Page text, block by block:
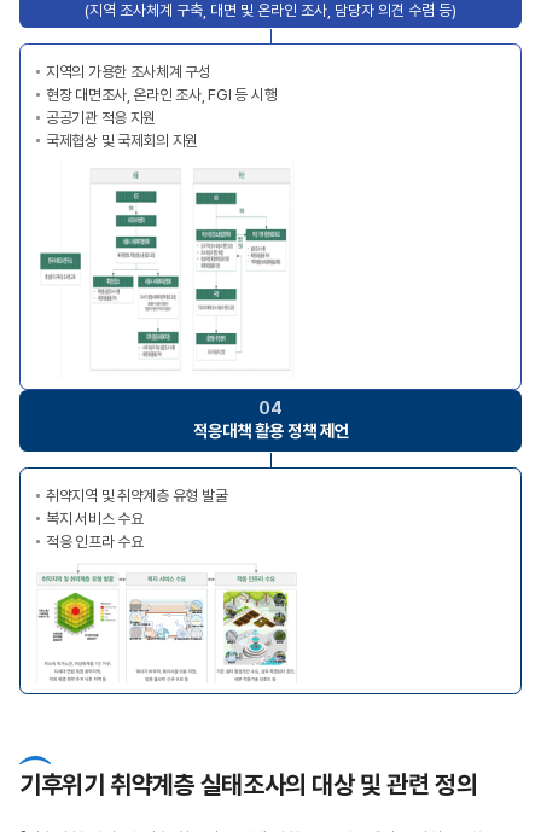
(지역 조사체계 구축, 대면 및 온라인 조사, 담당자 의견 수렴 등)
지역의 가용한 조사체계 구성
현장 대면조사, 온라인 조사, FGI 등 시행
공공기관 적응 지원
국제협상 및 국제회의 지원
04
적응대책 활용정책 제언
취약지역 및 취약계층 유형 발굴
복지 서비스 수요
적응 인프라 수요
기후위기 취약계층 실태조사의 대상 및 관련 정의